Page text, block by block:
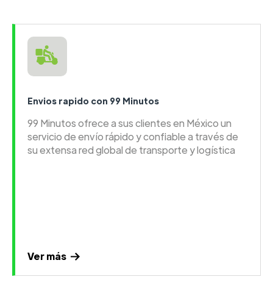
Envios rapido con 99 Minutos
99 Minutos ofrece a sus clientes en México un
servicio de envío rápido y confiable a través de
su extensa red global de transporte y logística
Ver más